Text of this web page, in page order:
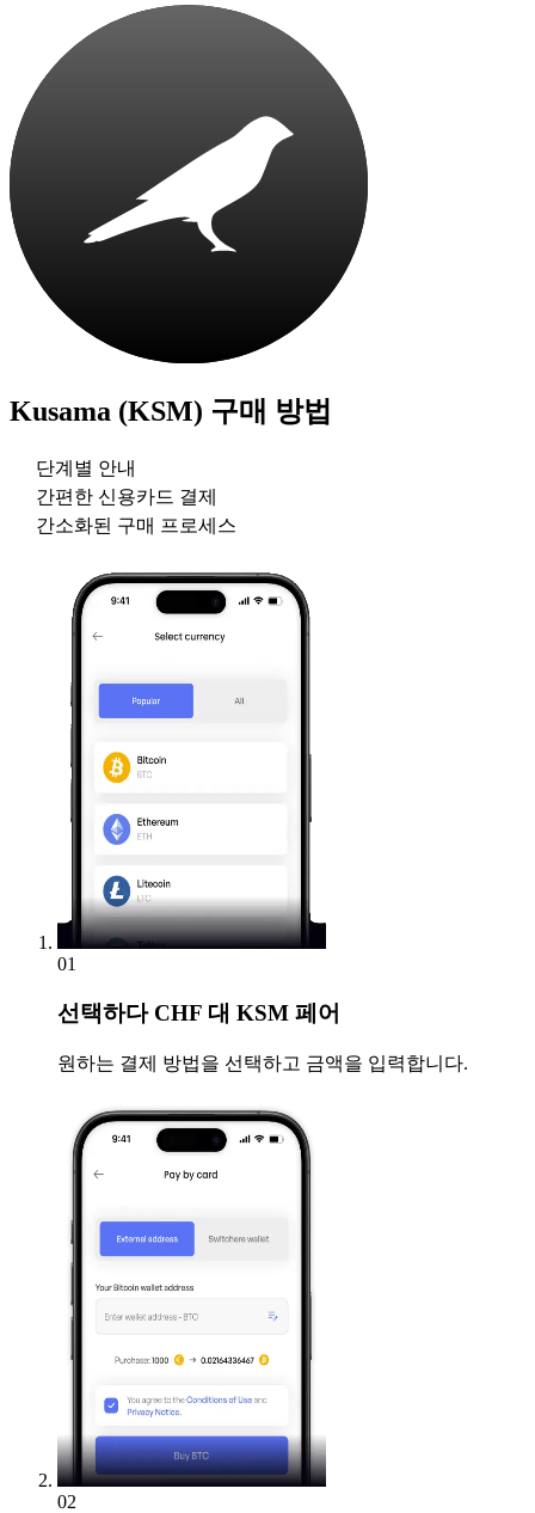
Kusama (KSM) 구매 방법
단계별 안내
간편한 신용카드 결제
간소화된 구매 프로세스
01
선택하다CHF 대 KSM 페어
원하는 결제 방법을 선택하고 금액을 입력합니다.
02